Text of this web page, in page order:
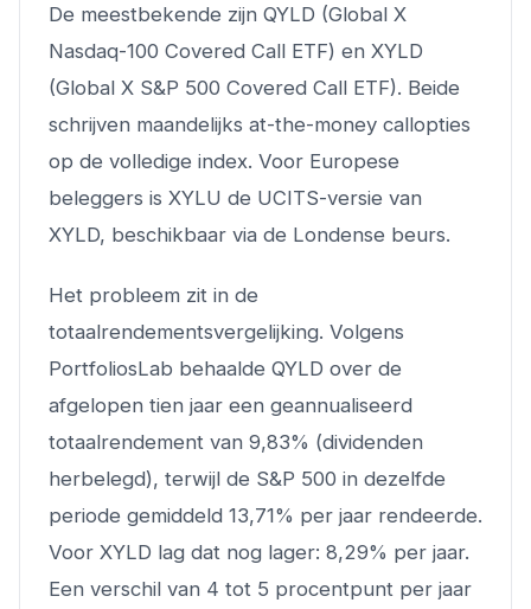
De meestbekende zijn QYLD (Global X
Nasdaq-100 Covered Call ETF) en XYLD
(Global X S&P 500 Covered Call ETF). Beide
schrijven maandelijks at-the-money callopties
op de volledige index. Voor Europese
beleggers is XYLU de UCITS-versie van
XYLD, beschikbaar via de Londense beurs.
Het probleem zit in de
totaalrendementsvergelijking. Volgens
PortfoliosLab behaalde QYLD over de
afgelopen tien jaar een geannualiseerd
totaalrendement van 9,83% (dividenden
herbelegd), terwijl de S&P 500 in dezelfde
periode gemiddeld 13,71% per jaar rendeerde.
Voor XYLD lag dat nog lager: 8,29% per jaar.
Een verschil van 4 tot 5 procentpunt per jaar